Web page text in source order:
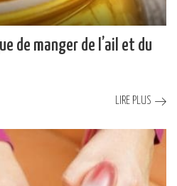
de manger de l’ail et du
LIRE PLUS